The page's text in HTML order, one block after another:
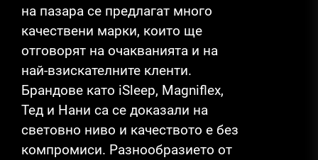
на пазара се предлагат много
качествени марки, които ще
отговорят на очакванията и на
най-взискателните кленти.
Брандове като iSleep, Magniflex,
Тед и Нани са се доказали на
световно ниво и качеството е без
компромиси. Разнообразието от